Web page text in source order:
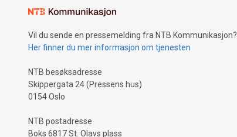
Vil du sende en pressemelding fra NTB Kommunikasjon?
Her finner du mer informasjon om tjenesten
NTB besøksadresse
Skippergata 24 (Pressens hus)
0154 Oslo
NTB postadresse
Boks 6817 St. Olavs plass